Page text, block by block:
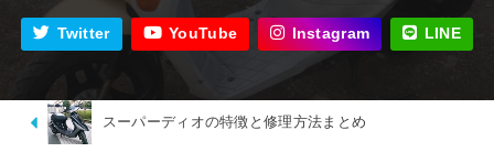
Twitter YouTube Instagram LINE
スーパーディオの特徴と修理方法まとめ